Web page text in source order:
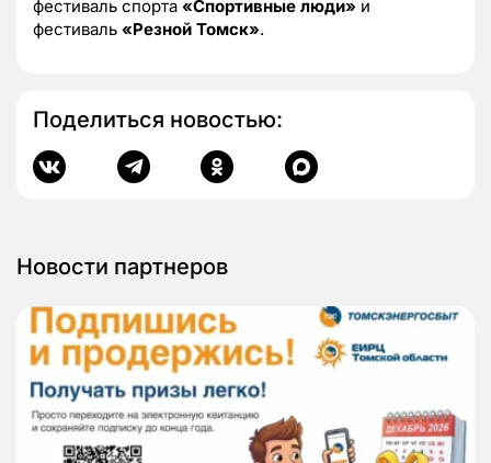
фестиваль спорта «Спортивные люди» и
фестиваль «Резной Томск».
Поделиться новостью:
Новости партнеров